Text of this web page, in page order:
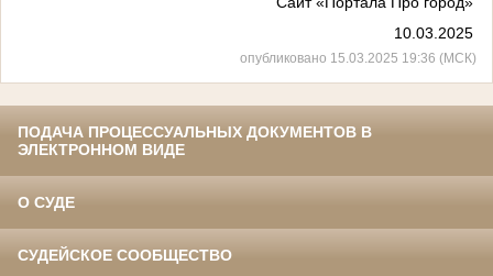
10.03.2025
опубликовано 15.03.2025 19:36 (МСК)
ПОДАЧА ПРОЦЕССУАЛЬНЫХ ДОКУМЕНТОВ В
ЭЛЕКТРОННОМ ВИДЕ
О СУДЕ
СУДЕЙСКОЕ СООБЩЕСТВО